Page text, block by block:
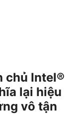
chủ Intel®
lại hiệu
vô tận